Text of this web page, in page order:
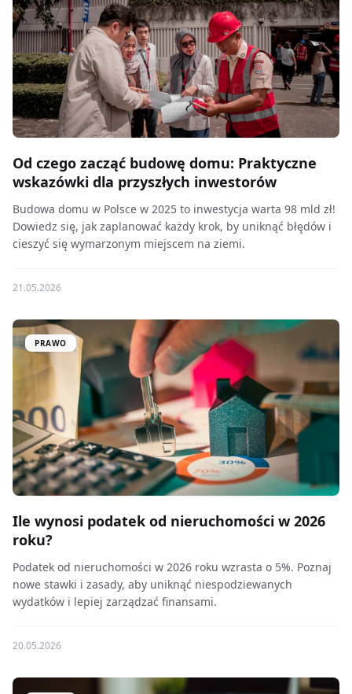
Od czego zacząć budowę domu: Praktyczne
wskazówki dla przyszłych inwestorów
Budowa domu w Polsce w 2025 to inwestycja warta 98 mld zł!
Dowiedz się, jak zaplanować każdy krok, by uniknąć błędów i
cieszyć się wymarzonym miejscem na ziemi.
21.05.2026
PRAWO
Ile wynosi podatek od nieruchomości w 2026
roku?
Podatek od nieruchomości w 2026 roku wzrasta o 5%. Poznaj
nowe stawki i zasady, aby uniknąć niespodziewanych
wydatków i lepiej zarządzać finansami.
20.05.2026